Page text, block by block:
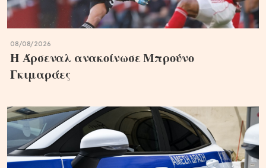
08/08/2026
Η Άρσεναλ ανακοίνωσε Μπρούνο
Γκιμαράες